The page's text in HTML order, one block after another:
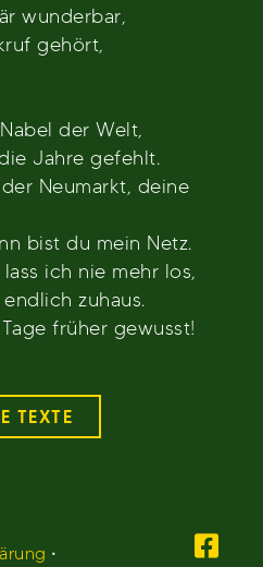
wunderbar,
gehört,
der Welt,
Jahre gefehlt.
Neumarkt, deine
bist du mein Netz.
ich nie mehr los,
zuhaus.
früher gewusst!
TEXTE
•